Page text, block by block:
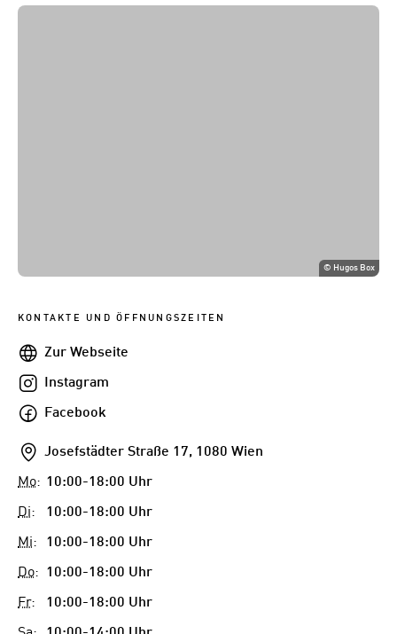
© Hugos Box
KONTAKTE UND ÖFFNUNGSZEITEN
WebseiteZur Webseite
Instagram
Instagram
FacebookFacebook
Addresse
Josefstädter Straße 17, 1080 Wien
Mo: 10:00-18:00 Uhr
Di: 10:00-18:00 Uhr
Mi: 10:00-18:00 Uhr
Do: 10:00-18:00 Uhr
Fr: 10:00-18:00 Uhr